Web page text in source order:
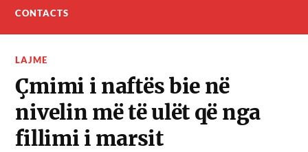
CONTACTS
LAJME
Çmimi i naftës bie në
nivelin më të ulët që nga
fillimi i marsit